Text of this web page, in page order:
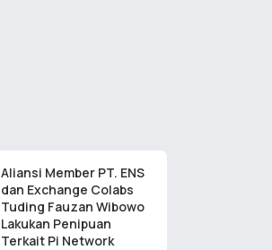
Aliansi Member PT. ENS
dan Exchange Colabs
Tuding Fauzan Wibowo
Lakukan Penipuan
Terkait Pi Network